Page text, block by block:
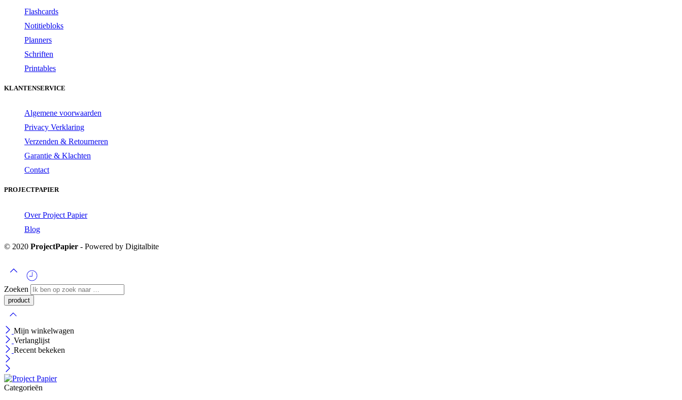
Flashcards
Notitiebloks
Planners
Schriften
Printables
KLANTENSERVICE
Algemene voorwaarden
Privacy Verklaring
Verzenden & Retourneren
Garantie & Klachten
Contact
PROJECTPAPIER
Over Project Papier
Blog
© 2020 ProjectPapier - Powered by Digitalbite
Zoeken
Mijn winkelwagen
Verlanglijst
Recent bekeken
Categorieën